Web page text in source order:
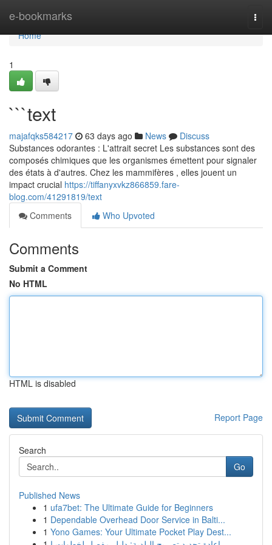
e-bookmarks
Home
Home
1
```text
majafqks584217 63 days ago News
Discuss
Substances odorantes : L'attrait secret Les substances sont des
composés chimiques que les organismes émettent pour signaler
des états à d'autres. Chez les mammifères , elles jouent un
impact crucial https://tiffanyxvkz866859.fare-
blog.com/41291819/text
Comments
Who Upvoted
Comments
Submit a Comment
No HTML
HTML is disabled
Report Page
Search
Go
Published News
1 ufa7bet: The Ultimate Guide for Beginners
1 Dependable Overhead Door Service in Balti...
1 Yono Games: Your Ultimate Pocket Play Dest...